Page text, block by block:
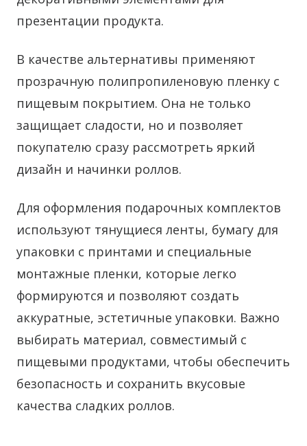
презентации продукта.
В качестве альтернативы применяют
прозрачную полипропиленовую пленку с
пищевым покрытием. Она не только
защищает сладости, но и позволяет
покупателю сразу рассмотреть яркий
дизайн и начинки роллов.
Для оформления подарочных комплектов
используют тянущиеся ленты, бумагу для
упаковки с принтами и специальные
монтажные пленки, которые легко
формируются и позволяют создать
аккуратные, эстетичные упаковки. Важно
выбирать материал, совместимый с
пищевыми продуктами, чтобы обеспечить
безопасность и сохранить вкусовые
качества сладких роллов.